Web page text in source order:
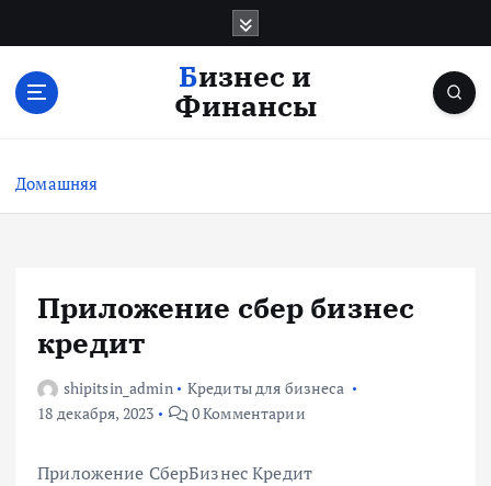
с
Бизнес и
Финансы
Домашняя
Приложение сбер бизнес
кредит
shipitsin_admin
Кредиты для бизнеса
18 декабря, 2023
0 Комментарии
Приложение СберБизнес Кредит